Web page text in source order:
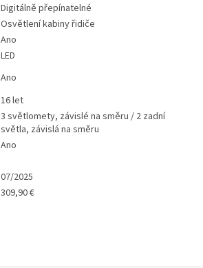
Digitálně přepínatelné
Osvětlení kabiny řidiče
Ano
LED
Ano
16 let
3 světlomety, závislé na směru / 2 zadní
světla, závislá na směru
Ano
07/2025
309,90 €